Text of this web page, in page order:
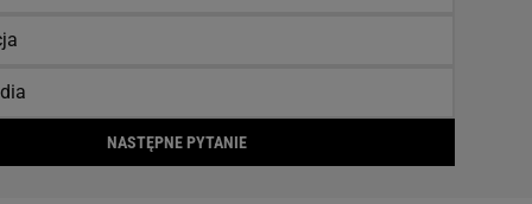
NASTĘPNE PYTANIE